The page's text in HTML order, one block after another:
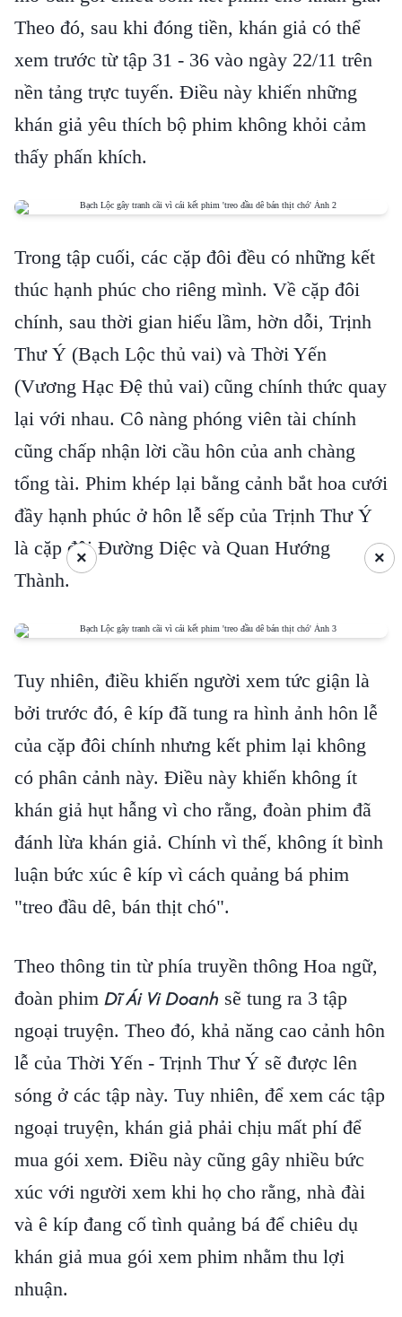
Theo đó, sau khi đóng tiền, khán giả có thể
xem trước từ tập 31 - 36 vào ngày 22/11 trên
nền tảng trực tuyến. Điều này khiến những
khán giả yêu thích bộ phim không khỏi cảm
thấy phấn khích.
Trong tập cuối, các cặp đôi đều có những kết
thúc hạnh phúc cho riêng mình. Về cặp đôi
chính, sau thời gian hiểu lầm, hờn dỗi, Trịnh
Thư Ý (Bạch Lộc thủ vai) và Thời Yến
(Vương Hạc Đệ thủ vai) cũng chính thức quay
lại với nhau. Cô nàng phóng viên tài chính
cũng chấp nhận lời cầu hôn của anh chàng
tổng tài. Phim khép lại bằng cảnh bắt hoa cưới
đầy hạnh phúc ở hôn lễ sếp của Trịnh Thư Ý
là cặp đôi Đường Diệc và Quan Hướng
Thành.
Tuy nhiên, điều khiến người xem tức giận là
bởi trước đó, ê kíp đã tung ra hình ảnh hôn lễ
của cặp đôi chính nhưng kết phim lại không
có phân cảnh này. Điều này khiến không ít
khán giả hụt hẫng vì cho rằng, đoàn phim đã
đánh lừa khán giả. Chính vì thế, không ít bình
luận bức xúc ê kíp vì cách quảng bá phim
"treo đầu dê, bán thịt chó".
Theo thông tin từ phía truyền thông Hoa ngữ,
đoàn phim Dĩ Ái Vi Doanh sẽ tung ra 3 tập
ngoại truyện. Theo đó, khả năng cao cảnh hôn
lễ của Thời Yến - Trịnh Thư Ý sẽ được lên
sóng ở các tập này. Tuy nhiên, để xem các tập
ngoại truyện, khán giả phải chịu mất phí để
mua gói xem. Điều này cũng gây nhiều bức
xúc với người xem khi họ cho rằng, nhà đài
và ê kíp đang cố tình quảng bá để chiêu dụ
khán giả mua gói xem phim nhằm thu lợi
nhuận.
×
×